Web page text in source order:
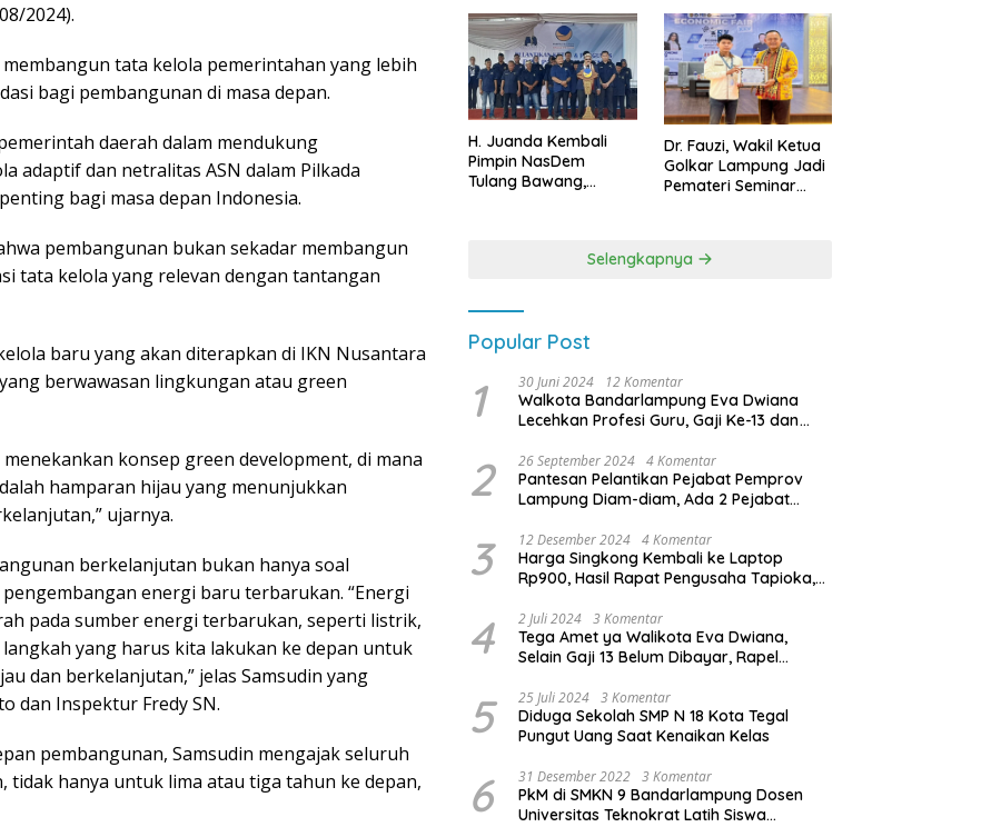
2024).
tata kelola pemerintahan yang lebih
bagi pembangunan di masa depan.
daerah dalam mendukung
adaptif dan netralitas ASN dalam Pilkada
bagi masa depan Indonesia.
pembangunan bukan sekadar membangun
tata kelola yang relevan dengan tantangan
baru yang akan diterapkan di IKN Nusantara
berwawasan lingkungan atau green
konsep green development, di mana
hamparan hijau yang menunjukkan
ujarnya.
berkelanjutan bukan hanya soal
energi baru terbarukan. “Energi
pada sumber energi terbarukan, seperti listrik,
yang harus kita lakukan ke depan untuk
dan berkelanjutan,” jelas Samsudin yang
dan Inspektur Fredy SN.
pembangunan, Samsudin mengajak seluruh
tidak hanya untuk lima atau tiga tahun ke depan,
H. Juanda Kembali
Pimpin NasDem
Tulang Bawang,
Dr. Fauzi, Wakil Ketua
Golkar Lampung Jadi
Pemateri Seminar
Kebangsaan
Selengkapnya
Popular Post
1 30 Juni 2024 12 Komentar
Walkota Bandarlampung Eva Dwiana
Lecehkan Profesi Guru, Gaji Ke-13 dan
2 26 September 2024 4 Komentar
Pantesan Pelantikan Pejabat Pemprov
Lampung Diam-diam, Ada 2 Pejabat
3 12 Desember 2024 4 Komentar
Harga Singkong Kembali ke Laptop
Rp900, Hasil Rapat Pengusaha Tapioka,
Lampung
4 2 Juli 2024 3 Komentar
Tega Amet ya Walikota Eva Dwiana,
Selain Gaji 13 Belum Dibayar, Rapel
Dibayar
5 25 Juli 2024 3 Komentar
Diduga Sekolah SMP N 18 Kota Tegal
Pungut Uang Saat Kenaikan Kelas
6 31 Desember 2022 3 Komentar
PkM di SMKN 9 Bandarlampung Dosen
Universitas Teknokrat Latih Siswa